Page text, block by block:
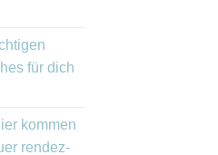
für dich
kommen
rendez-